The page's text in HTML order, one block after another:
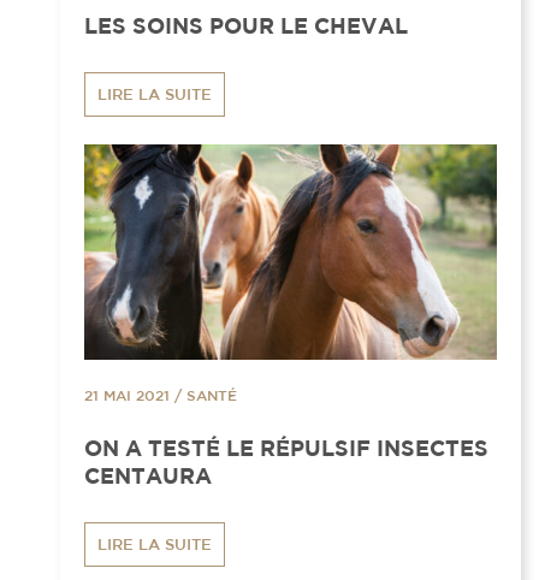
LES SOINS POUR LE CHEVAL
LIRE LA SUITE
21 MAI 2021 / SANTÉ
ON A TESTÉ LE RÉPULSIF INSECTES
CENTAURA
LIRE LA SUITE